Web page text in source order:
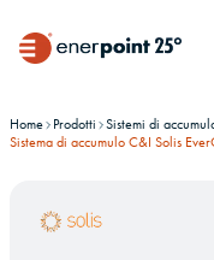
Home Prodotti
Sistemi di